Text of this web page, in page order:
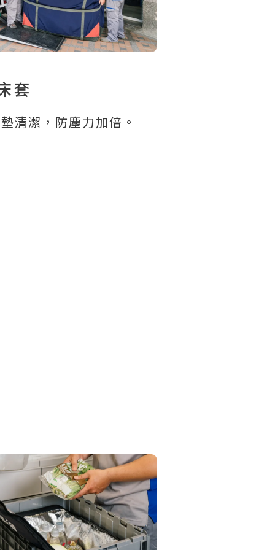
套
清潔，防塵力加倍。